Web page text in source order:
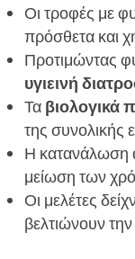
τροφές
 CricksyDog:
τα
 Τα
τροφών

Τι πρέπει
είναι
 FAQ
Οι τροφές με
πρόσθετα και
Προτιμώντας
υγιεινή
Τα βιολογικά
της συνολικής
Η κατανάλωση
μείωση των
Οι μελέτες
βελτιώνουν την